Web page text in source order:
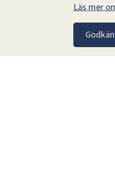
Läs mer
Vara Bostäder AB